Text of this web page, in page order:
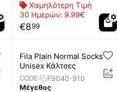
Χαμηλότερη Τιμή
30 Ημερών: 9.99€
€899
Fila Plain Normal Socks
Unisex Κάλτσες
CODE:
F9040-910
Μέγεθος